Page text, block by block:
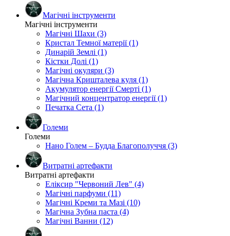
Магічні інструменти
Магічні інструменти
Магічні Шахи (3)
Кристал Темної матерії (1)
Динарій Землі (1)
Кістки Долі (1)
Магічні окуляри (3)
Магічна Кришталева куля (1)
Акумулятор енергії Смерті (1)
Магічний концентратор енергії (1)
Печатка Сета (1)
Големи
Големи
Нано Голем – Будда Благополуччя (3)
Витратні артефакти
Витратні артефакти
Еліксир "Червоний Лев" (4)
Магічні парфуми (11)
Магічні Креми та Мазі (10)
Магічна Зубна паста (4)
Магічні Ванни (12)